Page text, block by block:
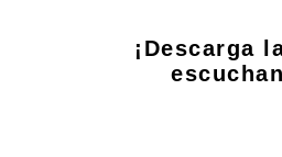
¡Descarga